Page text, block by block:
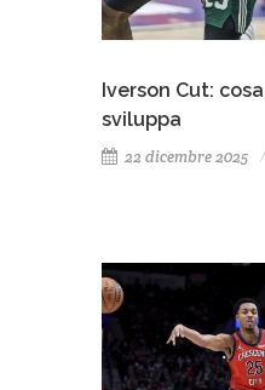
Iverson Cut:
sviluppa
22 dicembre 2025